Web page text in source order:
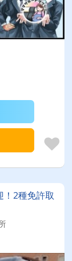
！2種免許取